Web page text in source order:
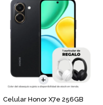
Celular Honor X7e 256GB
COMPARAR